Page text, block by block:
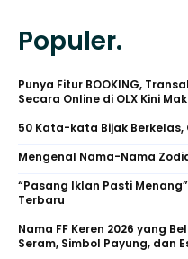
Populer.
Punya Fitur BOOKING,
Secara Online di OLX Kini
50 Kata-kata Bijak
Mengenal Nama-Nama
“Pasang Iklan Pasti
Terbaru
Nama FF Keren 2026 yang
Seram, Simbol Payung, dan